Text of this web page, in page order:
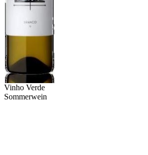
Vinho Verde
Sommerwein